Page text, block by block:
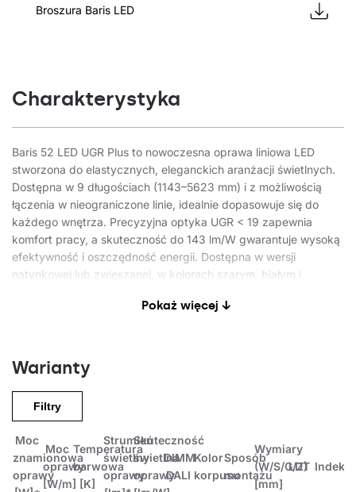
Broszura Baris LED
Charakterystyka
Baris 52 LED UGR Plus to nowoczesna oprawa liniowa LED
stworzona do elastycznych, eleganckich aranżacji świetlnych.
Dostępna w 9 długościach (1143–5623 mm) i z możliwością
łączenia w nieograniczone linie, idealnie dopasowuje się do
każdego wnętrza. Precyzyjna optyka UGR < 19 zapewnia
komfort pracy, a skuteczność do 143 lm/W gwarantuje wysoką
efektywność i oszczędność energii. Dostępna w wersji
natynkowej lub zwieszanej, w kolorach szarym, białym i
on/off. To perfekcyjne połączenie nowoczesnego designu,
Uwaga !
Przy łączeniu opraw Baris 52 w linię należy stosować oprawy o
świecenie całej linii opraw.
Zastosowanie
Pokaż więcej ↓
Warianty
Filtry
Moc
znamionowa
oprawy
Moc
oprawy
[W/m]
Temperatura
barwowa
[K]
Strumień
świetlny
oprawy
Skuteczność
świetlna
oprawy
DIMM
DALI
Kolor
korpusu
Sposób
montażu
Wymiary
(W/S/G/Z)
[mm]
LDT Indeks